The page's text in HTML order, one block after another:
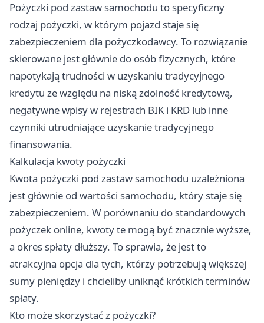
Pożyczki pod zastaw samochodu to specyficzny
rodzaj pożyczki, w którym pojazd staje się
zabezpieczeniem dla pożyczkodawcy. To rozwiązanie
skierowane jest głównie do osób fizycznych, które
napotykają trudności w uzyskaniu tradycyjnego
kredytu ze względu na niską zdolność kredytową,
negatywne wpisy w rejestrach BIK i KRD lub inne
czynniki utrudniające uzyskanie tradycyjnego
finansowania.
Kalkulacja kwoty pożyczki
Kwota pożyczki pod zastaw samochodu uzależniona
jest głównie od wartości samochodu, który staje się
zabezpieczeniem. W porównaniu do standardowych
pożyczek online, kwoty te mogą być znacznie wyższe,
a okres spłaty dłuższy. To sprawia, że jest to
atrakcyjna opcja dla tych, którzy potrzebują większej
sumy pieniędzy i chcieliby uniknąć krótkich terminów
spłaty.
Kto może skorzystać z pożyczki?